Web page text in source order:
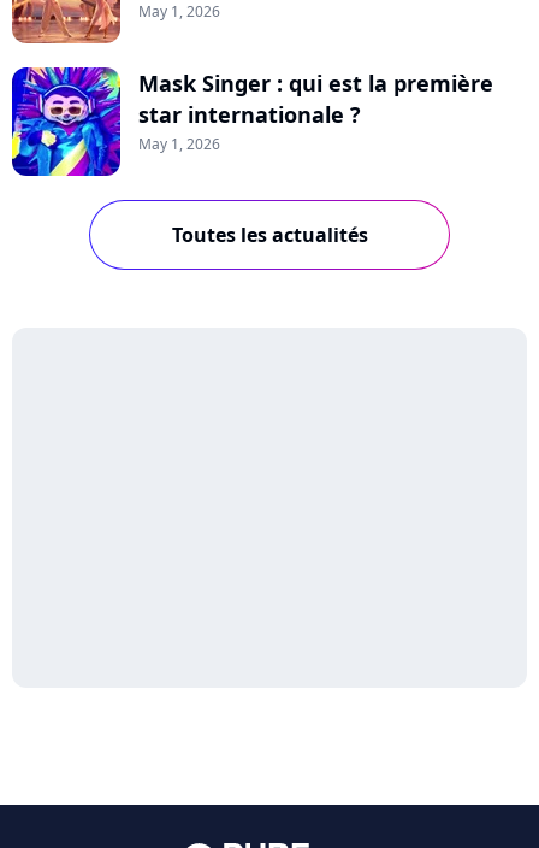
May 1, 2026
Mask Singer : qui est la première
star internationale ?
May 1, 2026
Toutes les actualités